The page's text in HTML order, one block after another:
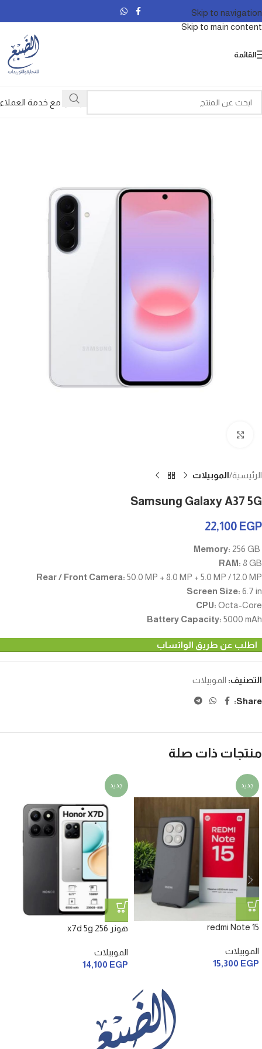
Skip to navigation
Skip to main content
القائمة
تواصل مع خدمة العملاء
الرئيسية الموبيلات
Samsung Galaxy A37 5G
22,100 EGP
256 GB
RAM: 8 GB
Rear / Front Camera: 50.0 MP + 8.0 MP + 5.0 MP / 12.0 MP
Screen Size: 6.7 in
CPU: Octa-Core
Battery Capacity: 5000 mAh
اطلب عن طريق الواتساب
التصنيف: الموبيلات
Share:
منتجات ذات صلة
جديد
redmi Note 15
الموبيلات
15,300 EGP
جديد
هونر x7d 5g 256
الموبيلات
14,100 EGP